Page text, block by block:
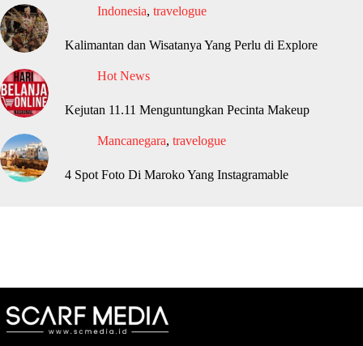
Indonesia, travelogue
Kalimantan dan Wisatanya Yang Perlu di Explore
Hot News
Kejutan 11.11 Menguntungkan Pecinta Makeup
Mancanegara, travelogue
4 Spot Foto Di Maroko Yang Instagramable